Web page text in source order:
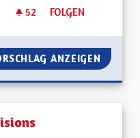
52 52 FOLLOWER
FOLGEN
HAUT-RHINOIS,
ANZEIGEN HAUT-